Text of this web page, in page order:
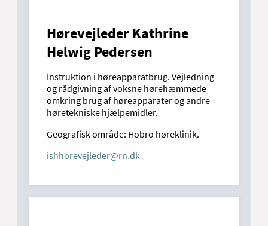
Hørevejleder Kathrine
Helwig Pedersen
Instruktion i høreapparatbrug. Vejledning
og rådgivning af voksne hørehæmmede
omkring brug af høreapparater og andre
høretekniske hjælpemidler.
Geografisk område: Hobro høreklinik.
ishhorevejleder@rn.dk